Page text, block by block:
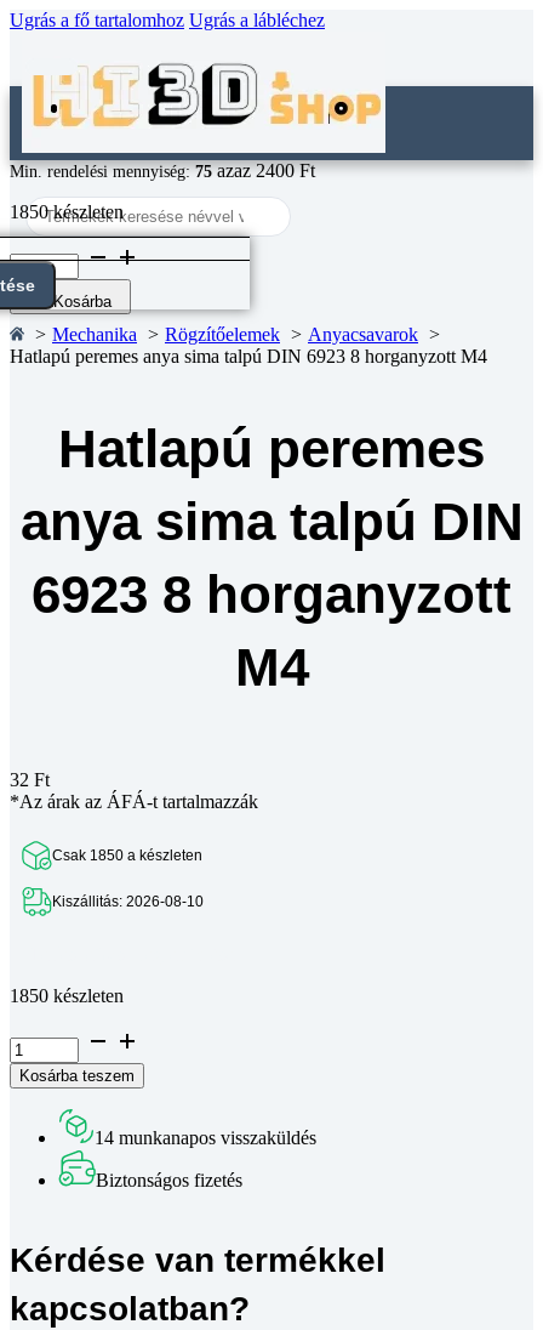
Ugrás a fő tartalomhoz Ugrás a lábléchez
Search
...
Min. rendelési mennyiség:75azaz 2400 Ft
1850 készleten
Hatlapú
peremes
anya
sima
talpú
DIN
horganyzott
mennyiség
Kosárba
Mechanika Rögzítőelemek
Anyacsavarok
Hatlapú peremes anya sima talpú DIN 6923 8 horganyzott M4
Hatlapú peremes
anya sima talpú DIN
6923 8 horganyzott
M4
32 Ft
*Az árak az ÁFÁ-t tartalmazzák
Csak 1850 a készleten
Kiszállitás: 2026-08-10
1850 készleten
Hatlapú
peremes
anya
DIN
mennyiség
Kosárba teszem
14 munkanapos visszaküldés
Biztonságos fizetés
Kérdése van termékkel
kapcsolatban?